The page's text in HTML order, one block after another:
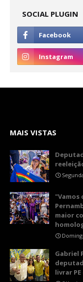
SOCIAL PLUGIN
MAIS VISTAS
maior
Gabriel
livrar